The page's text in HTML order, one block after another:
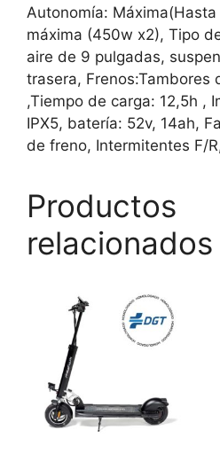
Autonomía:
máxima (450w x2), Tipo
aire de 9 pulgadas,
trasera, Frenos:Tambores
,Tiempo de carga: 12,5h ,
IPX5, batería: 52v, 14ah,
de freno, Intermitentes F/
Productos
relacionados